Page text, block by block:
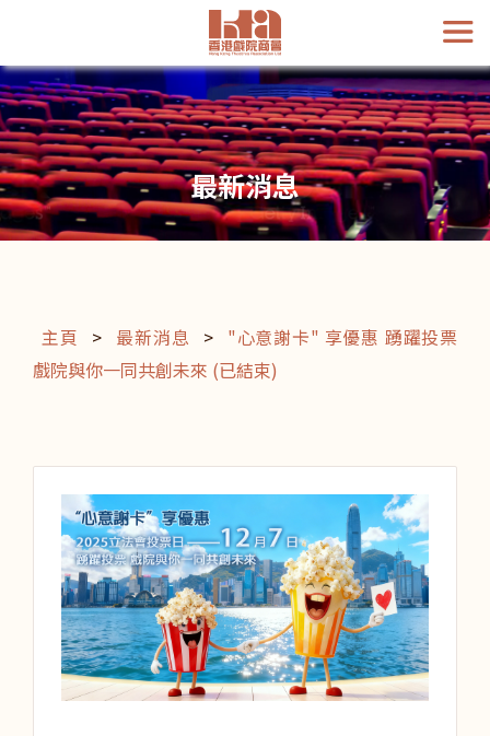
最新消息
主頁 > 最新消息 > "心意謝卡" 享優惠 踴躍投票
戲院與你一同共創未來 (已結束)